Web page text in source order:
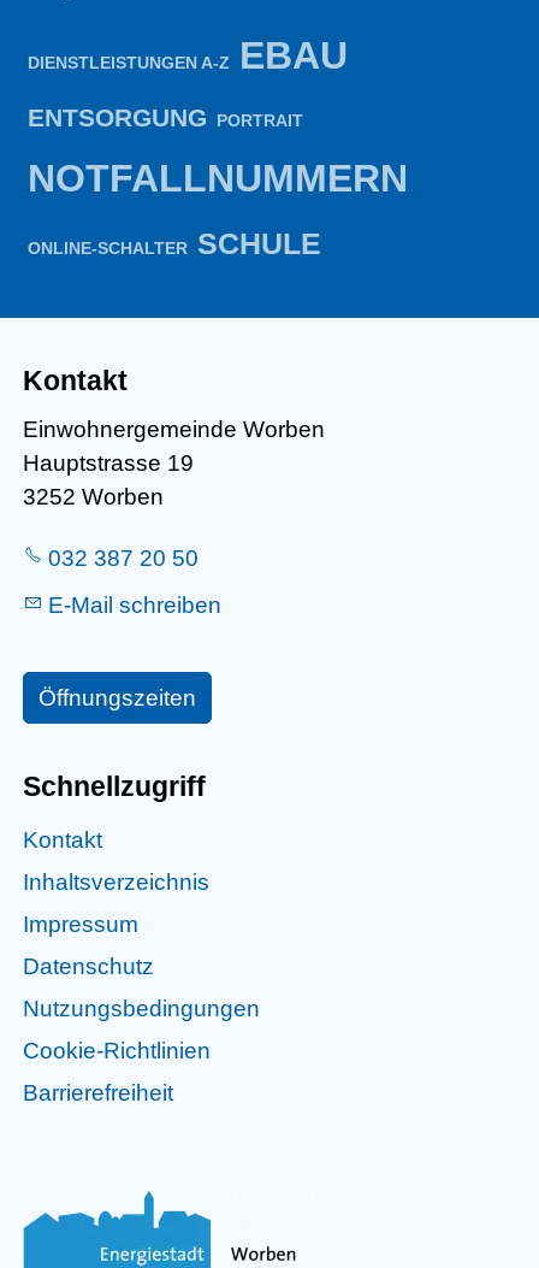
DIENSTLEISTUNGEN A-Z EBAU
ENTSORGUNG PORTRAIT
NOTFALLNUMMERN
ONLINE-SCHALTER SCHULE
Kontakt
Einwohnergemeinde Worben
Hauptstrasse 19
3252 Worben
032 387 20 50
E-Mail schreiben
Öffnungszeiten
Schnellzugriff
Kontakt
Inhaltsverzeichnis
Impressum
Datenschutz
Nutzungsbedingungen
Cookie-Richtlinien
Barrierefreiheit